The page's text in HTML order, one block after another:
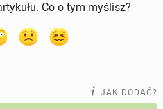
Co o tym myślisz?
JAK DODAĆ?